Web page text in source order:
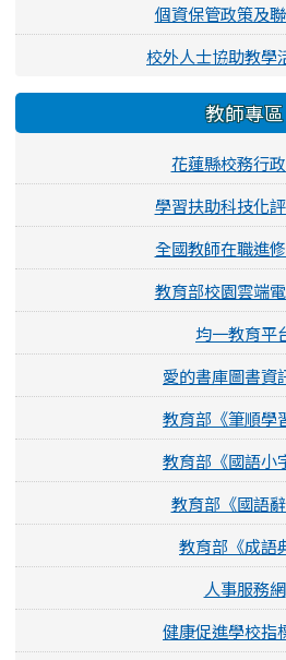
個資保管政策及
校外人士協助教學
教師專區
花蓮縣校務行
學習扶助科技化
全國教師在職進
教育部校園雲端
均一教育平
愛的書庫圖書資
教育部《筆順學
教育部《國語小
教育部《國語辭
教育部《成語
人事服務網
健康促進學校指